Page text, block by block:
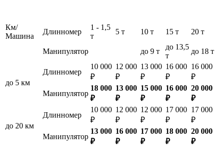
Км/
Машина
Длинномер
1 - 1,5
т
5 т 10 т 15 т 20 т
Манипулятор до 9 т
до 13,5
т
до 18 т
до 5 км
Длинномер
10 000
₽
12 000
₽
13 000
₽
16 000
₽
16 000
₽
Манипулятор
18 000
₽
13 000
₽
15 000
₽
16 000
₽
20 000
₽
до 20 км
Длинномер
10 000
₽
12 000
₽
12 000
₽
17 000
₽
17 000
₽
Манипулятор
13 000
₽
16 000
₽
17 000
₽
18 000
₽
20 000
₽